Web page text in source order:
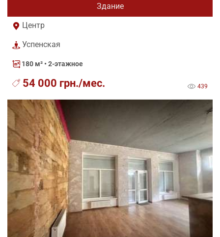
Здание
Центр
Успенская
180 м² • 2-этажное
54 000 грн./мес. 439